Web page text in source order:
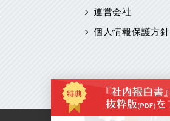
運営会社
個人情報保護方針